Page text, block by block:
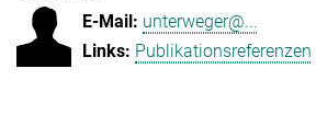
unterweger@...
Publikationsreferenzen